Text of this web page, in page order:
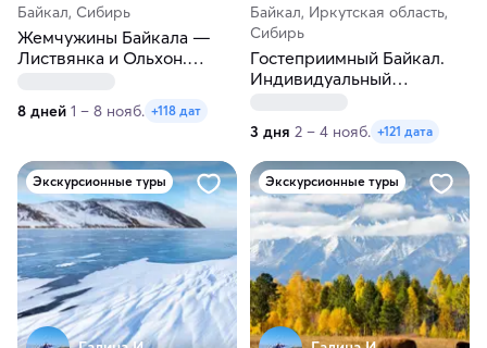
Байкал, Сибирь
Жемчужины Байкала —
Листвянка и Ольхон.
8 дней 1 – 8 нояб. +118 дат
Байкал, Иркутская область,
Сибирь
Гостеприимный Байкал.
Индивидуальный
3 дня 2 – 4 нояб. +121 дата
Экскурсионные туры Экскурсионные туры